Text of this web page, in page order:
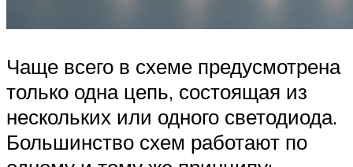
Чаще всего в схеме предусмотрена
только одна цепь, состоящая из
нескольких или одного светодиода.
Большинство схем работают по